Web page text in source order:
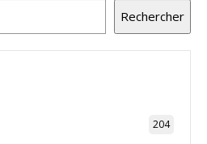
Rechercher
204